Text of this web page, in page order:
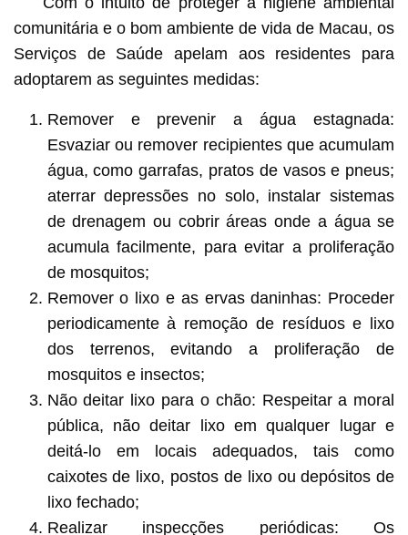
comunitária e o bom ambiente de vida de Macau, os
Serviços de Saúde apelam aos residentes para
adoptarem as seguintes medidas:
Remover e prevenir a água estagnada:
Esvaziar ou remover recipientes que acumulam
água, como garrafas, pratos de vasos e pneus;
aterrar depressões no solo, instalar sistemas
de drenagem ou cobrir áreas onde a água se
acumula facilmente, para evitar a proliferação
de mosquitos;
Remover o lixo e as ervas daninhas: Proceder
periodicamente à remoção de resíduos e lixo
dos terrenos, evitando a proliferação de
mosquitos e insectos;
Não deitar lixo para o chão: Respeitar a moral
pública, não deitar lixo em qualquer lugar e
deitá-lo em locais adequados, tais como
caixotes de lixo, postos de lixo ou depósitos de
lixo fechado;
Realizar inspecções periódicas: Os